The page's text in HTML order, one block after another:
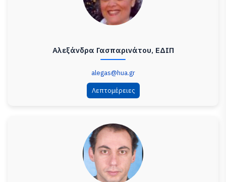
Αλεξάνδρα Γασπαρινάτου, ΕΔΙΠ
alegas@hua.gr
Λεπτομέρειες